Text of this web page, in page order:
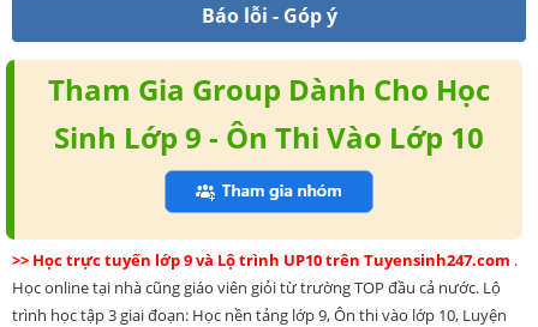
Báo lỗi - Góp ý
Tham Gia Group Dành Cho Học
Sinh Lớp 9 - Ôn Thi Vào Lớp 10
>> Học trực tuyến lớp 9 và Lộ trình UP10 trên Tuyensinh247.com .
Học online tại nhà cũng giáo viên giỏi từ trường TOP đầu cả nước. Lộ
trình học tập 3 giai đoạn: Học nền tảng lớp 9, Ôn thi vào lớp 10, Luyện